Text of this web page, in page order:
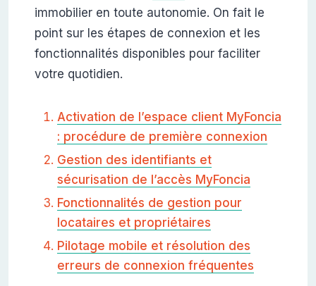
immobilier en toute autonomie. On fait le
point sur les étapes de connexion et les
fonctionnalités disponibles pour faciliter
votre quotidien.
Activation de l’espace client MyFoncia
: procédure de première connexion
Gestion des identifiants et
sécurisation de l’accès MyFoncia
Fonctionnalités de gestion pour
locataires et propriétaires
Pilotage mobile et résolution des
erreurs de connexion fréquentes